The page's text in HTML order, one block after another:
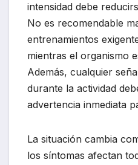
intensidad debe
No es recomendable
entrenamientos
mientras el organismo
Además, cualquier
durante la actividad
advertencia inmediata
La situación cambia
los síntomas afectan